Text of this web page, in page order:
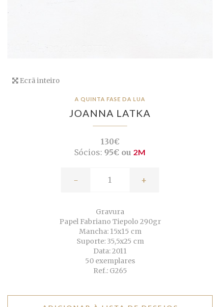
Ecrã inteiro
A QUINTA FASE DA LUA
JOANNA LATKA
130€
Sócios: 95€ ou 2M
- +
Gravura
Papel Fabriano Tiepolo 290gr
Mancha: 15x15 cm
Suporte: 35,5x25 cm
Data: 2011
50 exemplares
Ref.: G265